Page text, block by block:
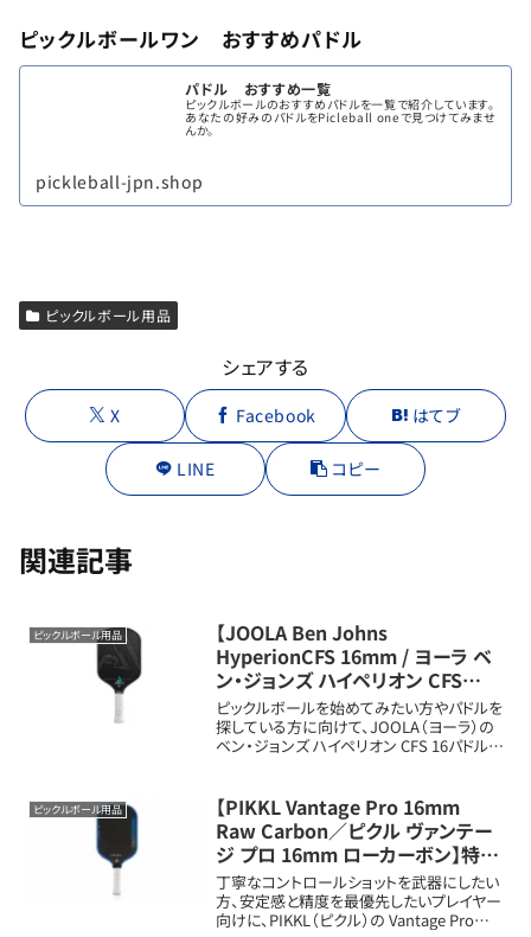
ピックルボールワン おすすめパドル
パドル おすすめ一覧
ピックルボールのおすすめパドルを一覧で紹介しています。
あなたの好みのパドルをPicleball oneで見つけてみませ
んか。
pickleball-jpn.shop
ピックルボール用品
シェアする
X Facebook はてブ
LINE コピー
関連記事
ピックルボール用品
【JOOLA Ben Johns
HyperionCFS 16mm / ヨーラ ベ
ン・ジョンズ ハイペリオン CFS
16mm】特徴と口コミ評判まとめ
ピックルボールを始めてみたい方やパドルを
探している方に向けて、JOOLA（ヨーラ）の
ベン・ジョンズ ハイペリオン CFS 16パドルの
イト（CFS＝カーボン...
ピックルボール用品
【PIKKL Vantage Pro 16mm
Raw Carbon／ピクル ヴァンテー
ジ プロ 16mm ローカーボン】特徴
と口コミ評判まとめ
丁寧なコントロールショットを武器にしたい
方、安定感と精度を最優先したいプレイヤー
向けに、PIKKL（ピクル）の Vantage Pro